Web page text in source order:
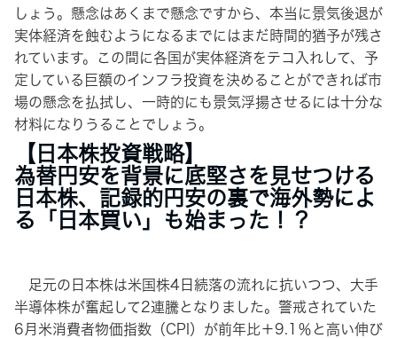
しょう。懸念はあくまで懸念ですから、本当に景気後退が
実体経済を蝕むようになるまでにはまだ時間的猶予が残さ
れています。この間に各国が実体経済をテコ入れして、予
定している巨額のインフラ投資を決めることができれば市
場の懸念を払拭し、一時的にも景気浮揚させるには十分な
材料になりうることでしょう。
【日本株投資戦略】
為替円安を背景に底堅さを見せつける
日本株、記録的円安の裏で海外勢によ
る「日本買い」も始まった！？
足元の日本株は米国株4日続落の流れに抗いつつ、大手
半導体株が奮起して2連騰となりました。警戒されていた
6月米消費者物価指数（CPI）が前年比＋9.1％と高い伸び